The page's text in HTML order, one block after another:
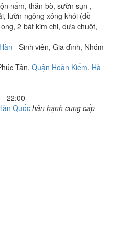
nấm, thăn bò, sườn sụn ,
lườn ngỗng xông khói (đồ
2 bát kim chi, dưa chuột,
- Sinh viên, Gia đình, Nhóm
Tân, Quận Hoàn Kiếm, Hà
22:00
Quốc hân hạnh cung cấp